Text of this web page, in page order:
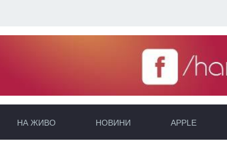
НА ЖИВО НОВИНИ APPLE